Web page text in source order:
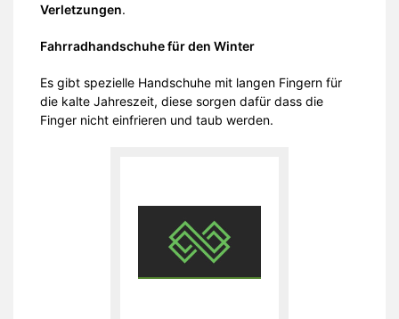
Verletzungen.
Fahrradhandschuhe für den Winter
Es gibt spezielle Handschuhe mit langen Fingern für
die kalte Jahreszeit, diese sorgen dafür dass die
Finger nicht einfrieren und taub werden.